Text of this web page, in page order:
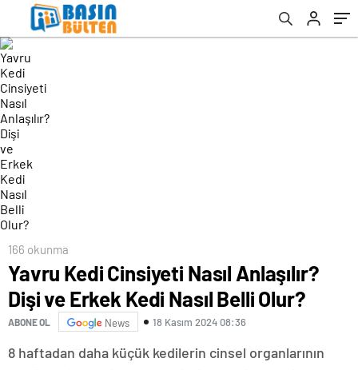
166 okunma
Yavru Kedi Cinsiyeti Nasıl Anlaşılır?
Dişi ve Erkek Kedi Nasıl Belli Olur?
ABONE OL News 18 Kasım 2024 08:36
8 haftadan daha küçük kedilerin cinsel organlarının